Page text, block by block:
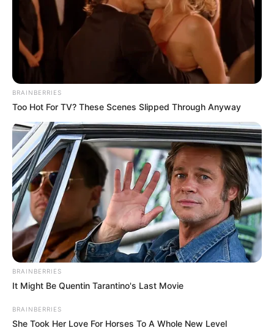
BRAINBERRIES
Too Hot For TV? These Scenes Slipped Through Anyway
BRAINBERRIES
It Might Be Quentin Tarantino's Last Movie
BRAINBERRIES
She Took Her Love For Horses To A Whole New Level